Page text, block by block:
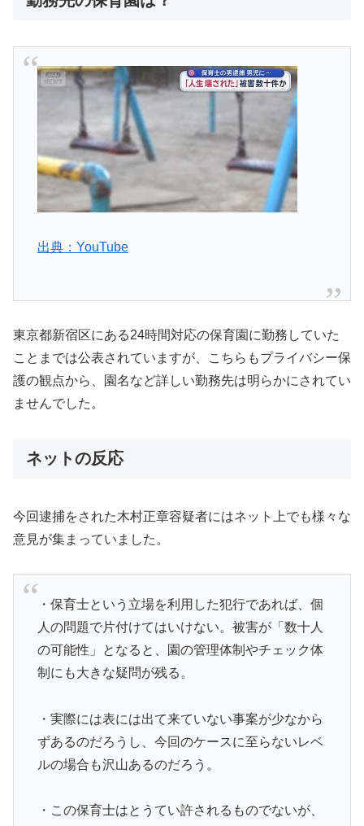
出典：YouTube
東京都新宿区にある24時間対応の保育園に勤務していた
ことまでは公表されていますが、こちらもプライバシー保
護の観点から、園名など詳しい勤務先は明らかにされてい
ませんでした。
ネットの反応
今回逮捕をされた木村正章容疑者にはネット上でも様々な
意見が集まっていました。
・保育士という立場を利用した犯行であれば、個
人の問題で片付けてはいけない。被害が「数十人
の可能性」となると、園の管理体制やチェック体
制にも大きな疑問が残る。
・実際には表には出て来ていない事案が少なから
ずあるのだろうし、今回のケースに至らないレベ
ルの場合も沢山あるのだろう。
・この保育士はとうてい許されるものでないが、